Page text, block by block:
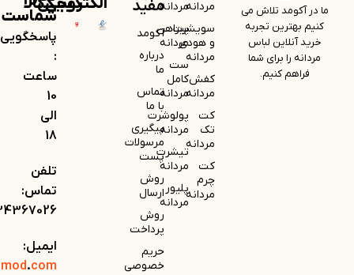
ما در آکومد تلاش می
کنیم بهترین تجربه
خرید آنلاین لباس
مردانه را برای شما
فراهم کنیم.
مردانه
سویشرت
و هودی
مردانه
کفش
مردانه
کت
تک
مردانه
کت
چرم
مردانه
مردانه
پیراهن
مردانه
ست
کامل
مردانه
پولوشرت
مردانه
تیشرت
مردانه
پلیور
مردانه
مفید
آکومد
درباره
ما
تماس
با ما
پیگیری
مرسولات
پست
روش
ارسال
روش
پرداخت
حریم
خصوصی
شماست
پاسخگویی
:
ساعت
10
الی
18
تلفن
تماس:
ایمیل:
.com